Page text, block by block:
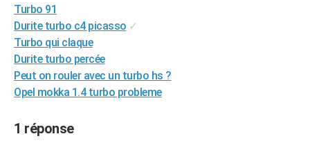
Guides de France
Escapades
Patrimoine
Expositions
Musées
Week-end nature
+LIFESTYLE
Art de vivre
Bien-être
Loisirs
ModeModes de vie
SANTE
Alimentation
Guide de la santé
Maladies
Médicaments
Sommeil
Destinations
City break
Voyage nature
Voyage de noces
Forum
Climat
+PHOTO
GUIDES D'ACHAT
Turbo 91
Durite turbo c4 picasso ✓
Turbo qui claque
Durite turbo percée
Peut on rouler avec un turbo hs ?
Opel mokka 1.4 turbo probleme
1 réponse